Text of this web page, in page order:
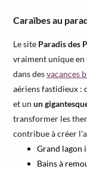
Caraïbes au
Le site Paradis des
vraiment unique en
dans desvacances
aériens fastidieux :
et un un
transformer les
contribue à créer
Grand lagon
Bains à